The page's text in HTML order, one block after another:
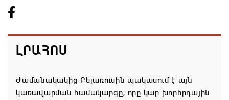
ԼՐԱՀՈՍ
Ժամանակակից Բելառուսին պակասում է այն
կառավարման համակարգը, որը կար խորհրդային